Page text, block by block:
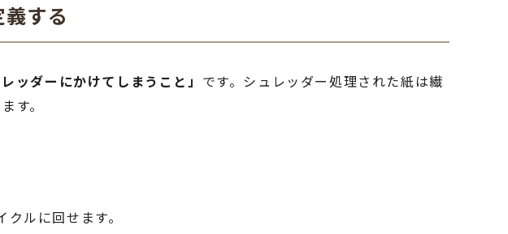
する
ッダーにかけてしまうこと」 です。シュレッダー処理された紙は繊
す。
ルに回せます。